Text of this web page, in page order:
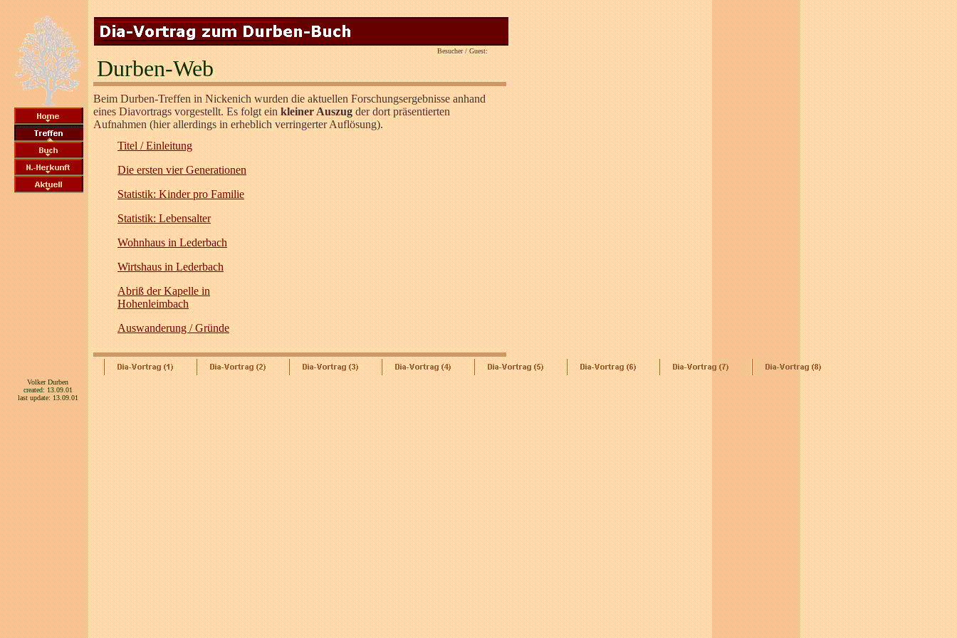
Volker Durben
created: 13.09.01
last update: 13.09.01
Durben-Web
Besucher / Guest:
Beim Durben-Treffen in Nickenich wurden die aktuellen Forschungsergebnisse anhand
eines Diavortrags vorgestellt. Es folgt einkleiner Auszugder dort präsentierten
Aufnahmen (hier allerdings in erheblich verringerter Auflösung).
Titel / Einleitung
Die ersten vier Generationen
Statistik: Kinder pro Familie
Statistik: Lebensalter
Wohnhaus in Lederbach
Wirtshaus in Lederbach
Abriß der Kapelle in
Hohenleimbach
Auswanderung / Gründe